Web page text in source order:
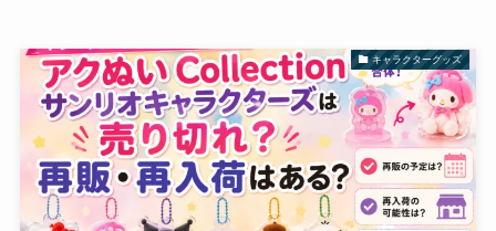
キャラクターグッズ